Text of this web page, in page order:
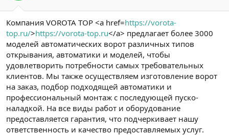
Компания VOROTA TOP <a href=https://vorota-
top.ru/>https://vorota-top.ru</a> предлагает более 3000
моделей автоматических ворот различных типов
открывания, автоматики и моделей, чтобы
удовлетворить потребности самых требовательных
клиентов. Мы также осуществляем изготовление ворот
на заказ, подбор подходящей автоматики и
профессиональный монтаж с последующей пуско-
наладкой. На все виды работ и оборудование
предоставляется гарантия, что подчеркивает нашу
ответственность и качество предоставляемых услуг.